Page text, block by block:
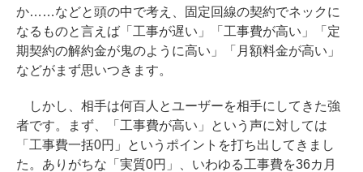
か……などと頭の中で考え、固定回線の契約でネックに
なるものと言えば「工事が遅い」「工事費が高い」「定
期契約の解約金が鬼のように高い」「月額料金が高い」
などがまず思いつきます。
しかし、相手は何百人とユーザーを相手にしてきた強
者です。まず、「工事費が高い」という声に対しては
「工事費一括0円」というポイントを打ち出してきまし
た。ありがちな「実質0円」、いわゆる工事費を36カ月